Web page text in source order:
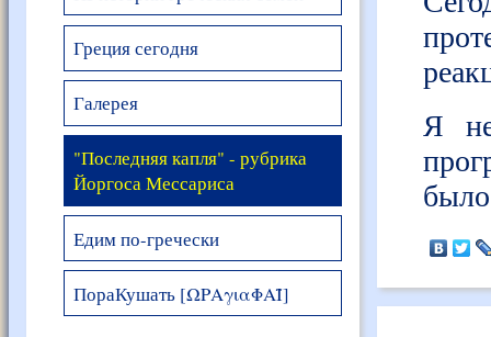
Греция сегодня
Галерея
"Последняя капля" - рубрика
Йоргоса Мессариса
Едим по-гречески
ПораКушать [ΩΡΑγιαΦΑΪ]
Я